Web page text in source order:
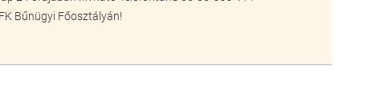
Bűnügyi Főosztályán!